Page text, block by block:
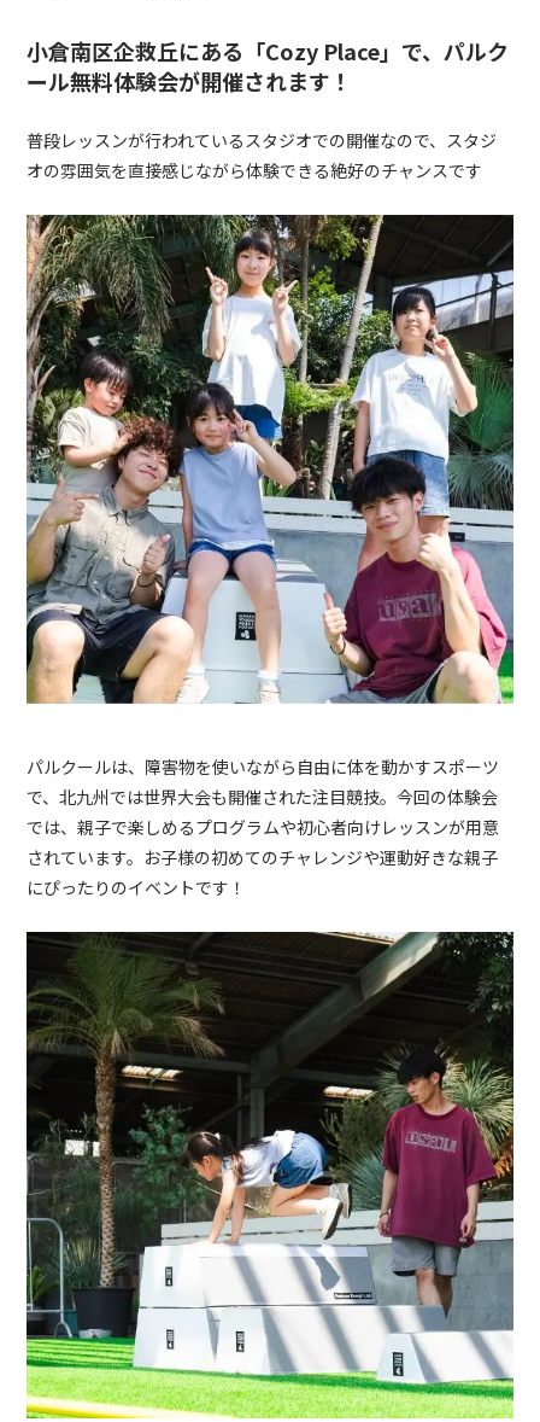
小倉南区企救丘にある「Cozy Place」で、パルク
ール無料体験会が開催されます！
普段レッスンが行われているスタジオでの開催なので、スタジ
オの雰囲気を直接感じながら体験できる絶好のチャンスです
パルクールは、障害物を使いながら自由に体を動かすスポーツ
で、北九州では世界大会も開催された注目競技。今回の体験会
では、親子で楽しめるプログラムや初心者向けレッスンが用意
されています。お子様の初めてのチャレンジや運動好きな親子
にぴったりのイベントです！